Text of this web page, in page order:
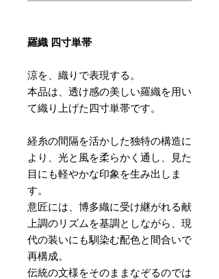
羅織 四寸単帯
涼を、織りで表現する。
本品は、透け感の美しい羅織を用い
て織り上げた四寸単帯です。
経糸の間隔を活かした独特の構造に
より、光と風を柔らかく通し、見た
目にも軽やかな印象を生み出しま
す。
意匠には、博多織に受け継がれる献
上調のリズムを基調としながら、現
代の装いにも馴染む配色と間合いで
再構成。
伝統の文様をそのままなぞるのでは